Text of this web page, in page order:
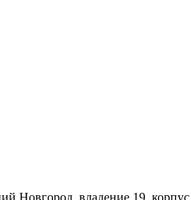
Новгород, владение 19,